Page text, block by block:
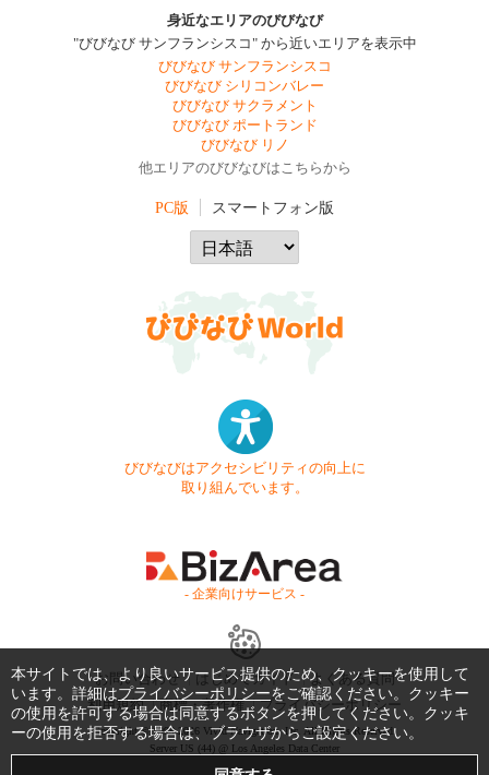
身近なエリアのびびなび
"びびなび サンフランシスコ" から近いエリアを表示中
びびなび サンフランシスコ
びびなび シリコンバレー
びびなび サクラメント
びびなび ポートランド
びびなび リノ
他エリアのびびなびはこちらから
PC版 スマートフォン版
びびなびはアクセシビリティの向上に
取り組んでいます。
- 企業向けサービス -
お問い合わせ はじめてガイド
よくある質問
利用規約
商標・著作権 プライバシーポリシー
Copyright © 1999-2026 Vivid Navigation, Inc. All Rights Reserved.
Server US (44) @ Los Angeles Data Center
本サイトでは、より良いサービス提供のため、クッキーを使用して
います。詳細はプライバシーポリシーをご確認ください。クッキー
の使用を許可する場合は同意するボタンを押してください。クッキ
ーの使用を拒否する場合は、ブラウザからご設定ください。